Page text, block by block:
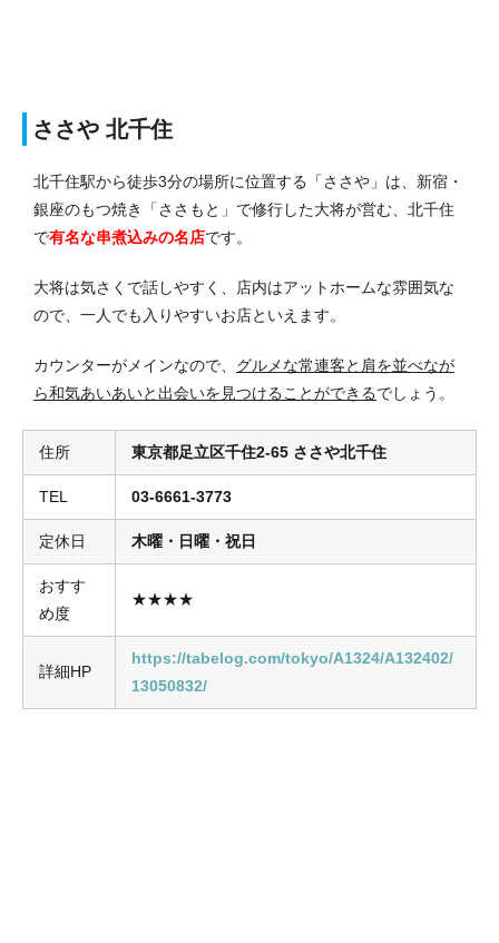
ささや 北千住
北千住駅から徒歩3分の場所に位置する「ささや」は、新宿・
銀座のもつ焼き「ささもと」で修行した大将が営む、北千住
で有名な串煮込みの名店です。
大将は気さくで話しやすく、店内はアットホームな雰囲気な
ので、一人でも入りやすいお店といえます。
カウンターがメインなので、 グルメな常連客と肩を並べなが
ら和気あいあいと出会いを見つけることができるでしょう。
住所 東京都足立区千住2-65 ささや北千住
TEL 03-6661-3773
定休日 木曜・日曜・祝日
おすす
め度
★★★★
詳細HP
https://tabelog.com/tokyo/A1324/A132402/
13050832/